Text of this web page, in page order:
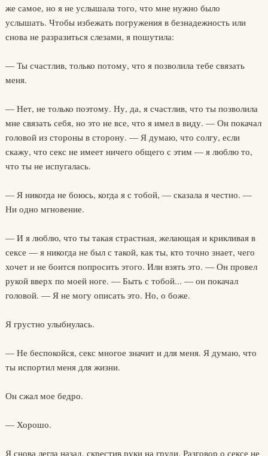
же самое, но я не услышала того, что мне нужно было
услышать. Чтобы избежать погружения в безнадежность или
снова не разразиться слезами, я пошутила:
— Ты счастлив, только потому, что я позволила тебе связать
меня.
— Нет, не только поэтому. Ну, да, я счастлив, что ты позволила
мне связать себя, но это не все, что я имел в виду. — Он покачал
головой из стороны в сторону. — Я думаю, что солгу, если
скажу, что секс не имеет ничего общего с этим — я люблю то,
что ты не испугалась.
— Я никогда не боюсь, когда я с тобой, — сказала я честно. —
Ни одно мгновение.
— И я люблю, что ты такая страстная, желающая и крикливая в
сексе — я никогда не был с такой, как ты, кто точно знает, чего
хочет и не боится попросить этого. Или взять это. — Он провел
рукой вверх по моей ноге. — Быть с тобой... — он покачал
головой. — Я не могу описать это. Но, о боже.
Я грустно улыбнулась.
— Не беспокойся, секс многое значит и для меня. Я думаю, что
ты испортил меня для жизни.
Он сжал мое бедро.
— Хорошо.
Я снова легла назад, скрестив руки на груди. Разговор о сексе не